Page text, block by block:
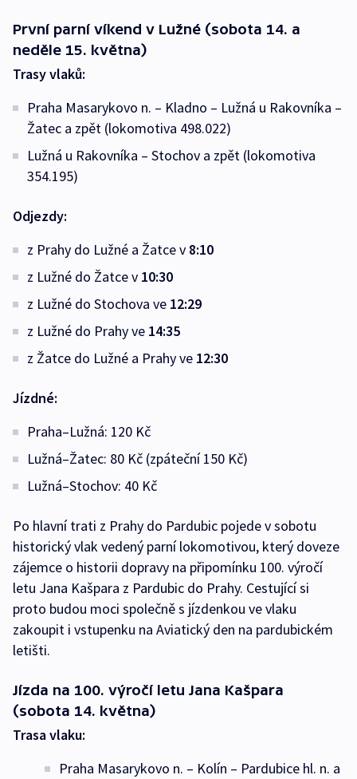
První parní víkend v Lužné (sobota 14. a
neděle 15. května)
Trasy vlaků:
Praha Masarykovo n. – Kladno – Lužná u Rakovníka –
Žatec a zpět (lokomotiva 498.022)
Lužná u Rakovníka – Stochov a zpět (lokomotiva
354.195)
Odjezdy:
z Prahy do Lužné a Žatce v 8:10
z Lužné do Žatce v 10:30
z Lužné do Stochova ve 12:29
z Lužné do Prahy ve 14:35
z Žatce do Lužné a Prahy ve 12:30
Jízdné:
Praha–Lužná: 120 Kč
Lužná–Žatec: 80 Kč (zpáteční 150 Kč)
Lužná–Stochov: 40 Kč
Po hlavní trati z Prahy do Pardubic pojede v sobotu
historický vlak vedený parní lokomotivou, který doveze
zájemce o historii dopravy na připomínku 100. výročí
letu Jana Kašpara z Pardubic do Prahy. Cestující si
proto budou moci společně s jízdenkou ve vlaku
zakoupit i vstupenku na Aviatický den na pardubickém
letišti.
Jízda na 100. výročí letu Jana Kašpara
(sobota 14. května)
Trasa vlaku:
Praha Masarykovo n. – Kolín – Pardubice hl. n. a